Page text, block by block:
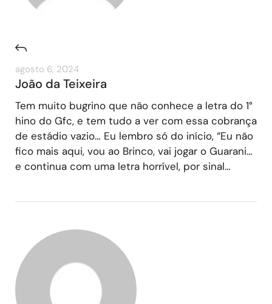
agosto 6, 2024
João da Teixeira
Tem muito bugrino que não conhece a letra do 1°
hino do Gfc, e tem tudo a ver com essa cobrança
de estádio vazio… Eu lembro só do início, “Eu não
fico mais aqui, vou ao Brinco, vai jogar o Guarani…
e continua com uma letra horrível, por sinal…